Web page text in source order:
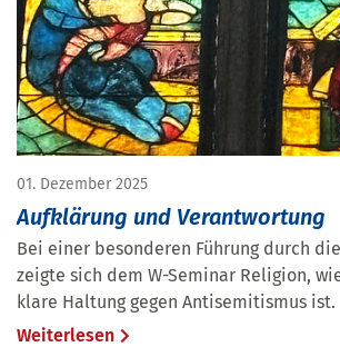
01. Dezember 2025
Aufklärung und Verantwortung
Bei einer besonderen Führung durch
zeigte sich dem W-Seminar Religion,
klare Haltung gegen Antisemitismus ist.
Weiterlesen